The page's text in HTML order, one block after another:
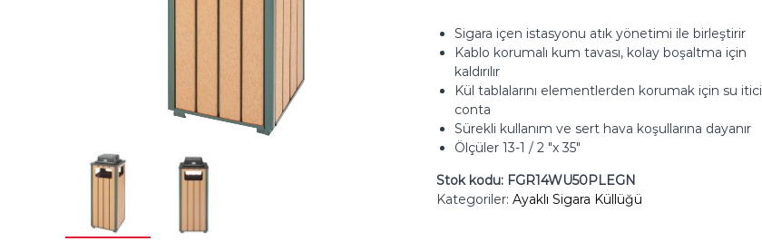
Sigara içen istasyonu atık yönetimi ile birleştirir
Kablo korumalı kum tavası, kolay boşaltma için
kaldırılır
Kül tablalarını elementlerden korumak için su itici
conta
Sürekli kullanım ve sert hava koşullarına dayanır
Ölçüler 13-1 / 2 "x 35"
Stok kodu: FGR14WU50PLEGN
Kategoriler: Ayaklı Sigara Küllüğü